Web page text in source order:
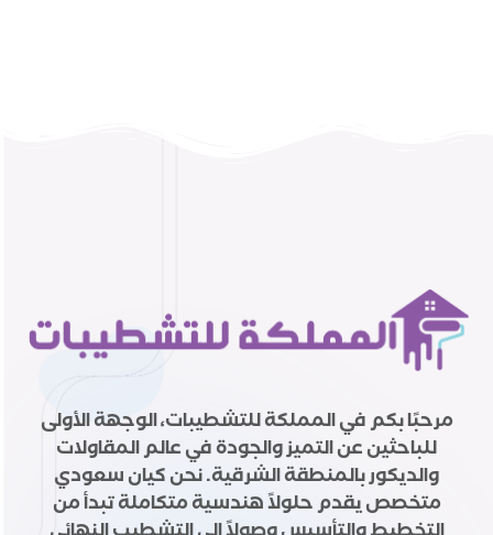
مرحبًا بكم في المملكة للتشطيبات، الوجهة الأولى
للباحثين عن التميز والجودة في عالم المقاولات
والديكور بالمنطقة الشرقية. نحن كيان سعودي
متخصص يقدم حلولاً هندسية متكاملة تبدأ من